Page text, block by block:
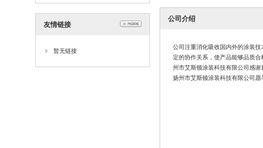
友情链接
暂无链接
公司介绍
公司注重消化吸收国内外的涂装
定的协作关系，使产品能够品质
州市艾斯顿涂装科技有限公司感
扬州市艾斯顿涂装科技有限公司